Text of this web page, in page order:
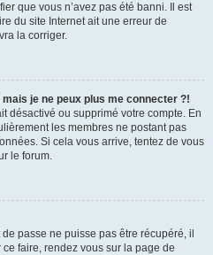
que vous n’avez pas été banni. Il est
du site Internet ait une erreur de
la corriger.
je ne peux plus me connecter ?!
désactivé ou supprimé votre compte. En
les membres ne postant pas
Si cela vous arrive, tentez de vous
le forum.
passe ne puisse pas être récupéré, il
faire, rendez vous sur la page de